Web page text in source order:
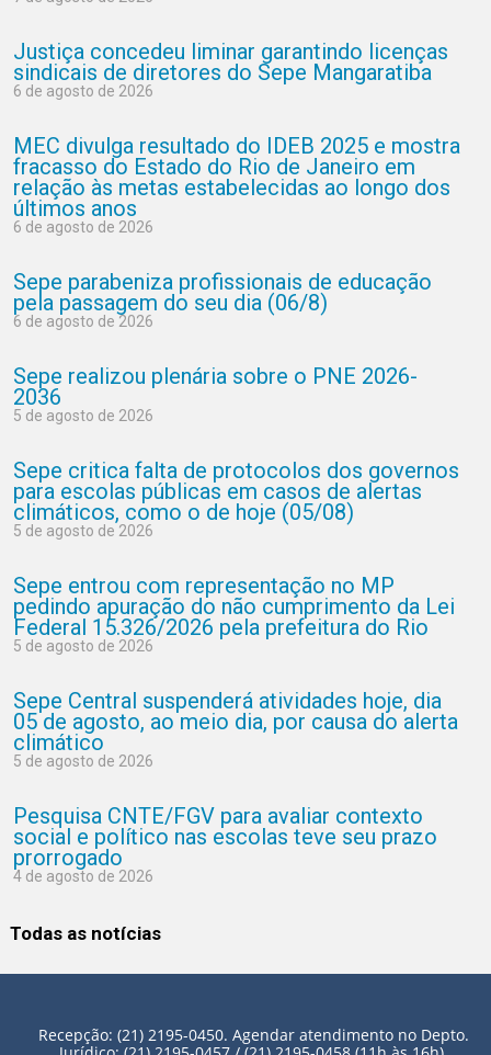
Justiça concedeu liminar garantindo licenças
sindicais de diretores do Sepe Mangaratiba
6 de agosto de 2026
MEC divulga resultado do IDEB 2025 e mostra
fracasso do Estado do Rio de Janeiro em
relação às metas estabelecidas ao longo dos
últimos anos
6 de agosto de 2026
Sepe parabeniza profissionais de educação
pela passagem do seu dia (06/8)
6 de agosto de 2026
Sepe realizou plenária sobre o PNE 2026-
2036
5 de agosto de 2026
Sepe critica falta de protocolos dos governos
para escolas públicas em casos de alertas
climáticos, como o de hoje (05/08)
5 de agosto de 2026
Sepe entrou com representação no MP
pedindo apuração do não cumprimento da Lei
Federal 15.326/2026 pela prefeitura do Rio
5 de agosto de 2026
Sepe Central suspenderá atividades hoje, dia
05 de agosto, ao meio dia, por causa do alerta
climático
5 de agosto de 2026
Pesquisa CNTE/FGV para avaliar contexto
social e político nas escolas teve seu prazo
prorrogado
4 de agosto de 2026
Todas as notícias
Recepção: (21) 2195-0450. Agendar atendimento no Depto.